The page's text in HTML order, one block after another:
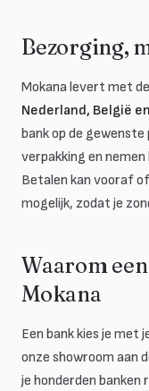
Bezorging,
Mokana levert met de
Nederland, België
bank op de gewenste
verpakking en
Betalen kan vooraf
mogelijk, zodat je
Waarom
Mokana
Een bank kies je met
onze showroom aan
je honderden